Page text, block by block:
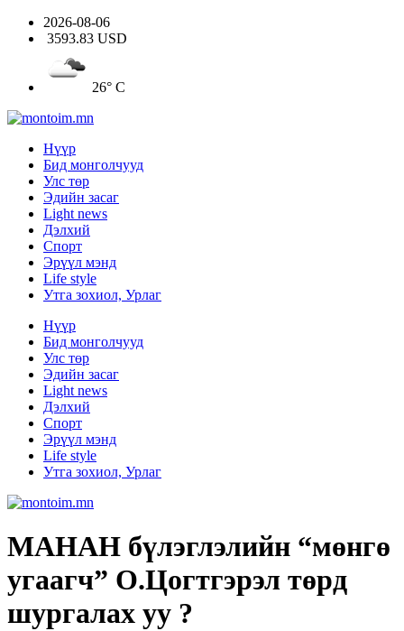
2026-08-06
3593.83 USD
26° C
Нүүр
Бид монголчууд
Улс төр
Эдийн засаг
Light news
Дэлхий
Спорт
Эрүүл мэнд
Life style
Утга зохиол, Урлаг
Нүүр
Бид монголчууд
Улс төр
Эдийн засаг
Light news
Дэлхий
Спорт
Эрүүл мэнд
Life style
Утга зохиол, Урлаг
МАНАН бүлэглэлийн “мөнгө
угаагч” О.Цогтгэрэл төрд
шургалах уу ?